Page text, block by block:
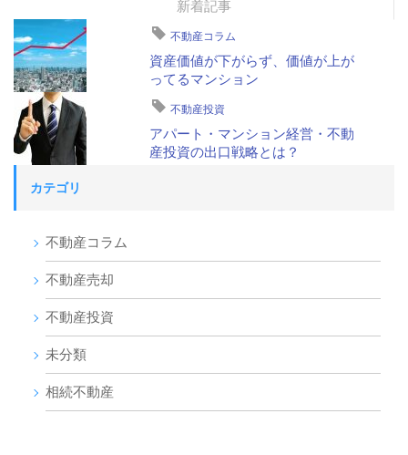
新着記事
不動産コラム
資産価値が下がらず、価値が上が
ってるマンション
不動産投資
アパート・マンション経営・不動
産投資の出口戦略とは？
カテゴリ
不動産コラム
不動産売却
不動産投資
未分類
相続不動産